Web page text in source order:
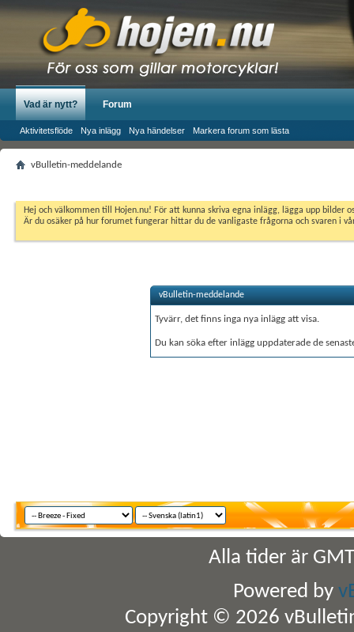
Vad är nytt?
Aktivitetsflöde Nya inlägg Nya händelser Markera forum som lästa
Forum
vBulletin-meddelande
Hej och välkommen till Hojen.nu! För att kunna skriva egna inlägg, lägga upp
Är du osäker på hur forumet fungerar hittar du de vanligaste frågorna och svaren i
vBulletin-meddelande
Tyvärr, det finns inga nya inlägg att visa.
Du kan söka efter inlägg uppdaterade de
Alla tider är
Powered by
Copyright © 2026